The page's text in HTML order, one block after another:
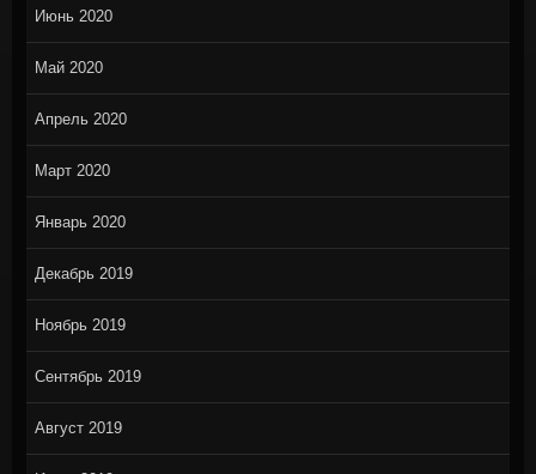
Июнь 2020
Май 2020
Апрель 2020
Март 2020
Январь 2020
Декабрь 2019
Ноябрь 2019
Сентябрь 2019
Август 2019